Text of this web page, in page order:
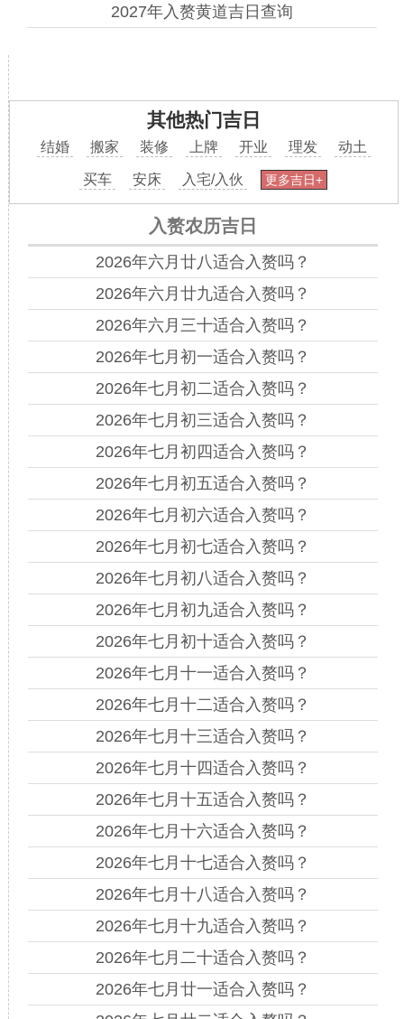
2027年入赘黄道吉日查询
其他热门吉日
结婚 搬家 装修 上牌 开业 理发 动土
买车 安床 入宅/入伙 更多吉日+
入赘农历吉日
2026年六月廿八适合入赘吗？
2026年六月廿九适合入赘吗？
2026年六月三十适合入赘吗？
2026年七月初一适合入赘吗？
2026年七月初二适合入赘吗？
2026年七月初三适合入赘吗？
2026年七月初四适合入赘吗？
2026年七月初五适合入赘吗？
2026年七月初六适合入赘吗？
2026年七月初七适合入赘吗？
2026年七月初八适合入赘吗？
2026年七月初九适合入赘吗？
2026年七月初十适合入赘吗？
2026年七月十一适合入赘吗？
2026年七月十二适合入赘吗？
2026年七月十三适合入赘吗？
2026年七月十四适合入赘吗？
2026年七月十五适合入赘吗？
2026年七月十六适合入赘吗？
2026年七月十七适合入赘吗？
2026年七月十八适合入赘吗？
2026年七月十九适合入赘吗？
2026年七月二十适合入赘吗？
2026年七月廿一适合入赘吗？